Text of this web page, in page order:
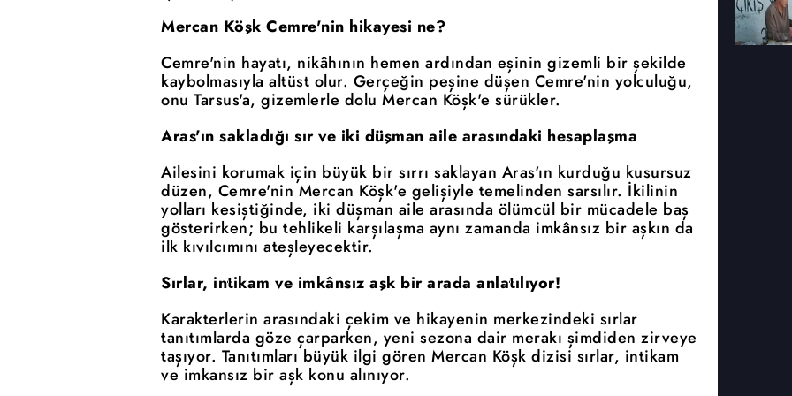
Mercan Köşk Cemre'nin hikayesi ne?
Cemre'nin hayatı, nikâhının hemen ardından eşinin gizemli bir şekilde
kaybolmasıyla altüst olur. Gerçeğin peşine düşen Cemre'nin yolculuğu,
onu Tarsus'a, gizemlerle dolu Mercan Köşk'e sürükler.
Aras'ın sakladığı sır ve iki düşman aile arasındaki hesaplaşma
Ailesini korumak için büyük bir sırrı saklayan Aras'ın kurduğu kusursuz
düzen, Cemre'nin Mercan Köşk'e gelişiyle temelinden sarsılır. İkilinin
yolları kesiştiğinde, iki düşman aile arasında ölümcül bir mücadele baş
gösterirken; bu tehlikeli karşılaşma aynı zamanda imkânsız bir aşkın da
ilk kıvılcımını ateşleyecektir.
Sırlar, intikam ve imkânsız aşk bir arada anlatılıyor!
Karakterlerin arasındaki çekim ve hikayenin merkezindeki sırlar
tanıtımlarda göze çarparken, yeni sezona dair merakı şimdiden zirveye
taşıyor. Tanıtımları büyük ilgi gören Mercan Köşk dizisi sırlar, intikam
ve imkansız bir aşk konu alınıyor.